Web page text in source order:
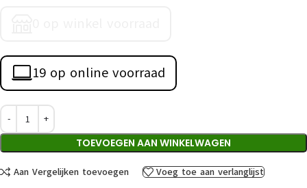
19 op online voorraad
TOEVOEGEN AAN WINKELWAGEN
Aan Vergelijken toevoegen Voeg toe aan verlanglijst